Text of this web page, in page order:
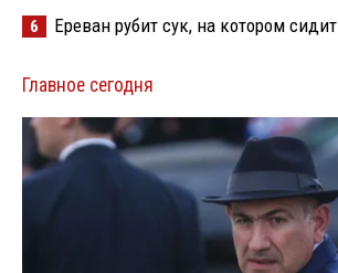
6 Ереван рубит сук, на котором сидит
Главное сегодня